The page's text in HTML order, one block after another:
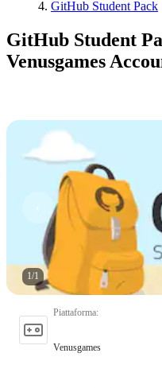
GitHub Student Pack
GitHub Student
Venusgames
1/1
Piattaforma:
Venusgames